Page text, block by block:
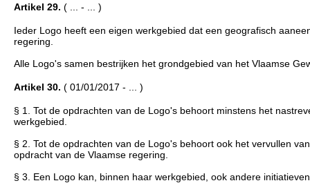
Artikel 29. ( ... - ... )
Ieder Logo heeft een eigen werkgebied dat een geografisch
regering.
Alle Logo's samen bestrijken het grondgebied van het Vlaamse
Artikel 30. ( 01/01/2017 - ... )
§ 1. Tot de opdrachten van de Logo's behoort minstens het
werkgebied.
§ 2. Tot de opdrachten van de Logo's behoort ook het vervullen
opdracht van de Vlaamse regering.
§ 3. Een Logo kan, binnen haar werkgebied, ook andere